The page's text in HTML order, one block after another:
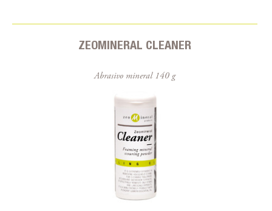
ZEOMINERAL CLEANER
Abrasivo mineral 140 g